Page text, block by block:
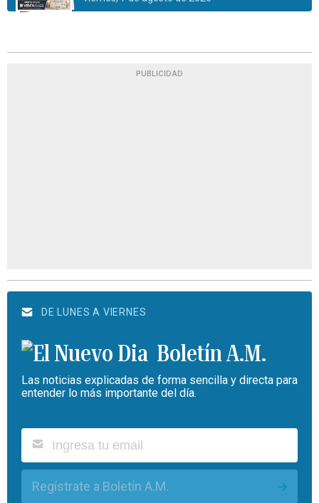
PUBLICIDAD
DE LUNES A VIERNES
Boletín A.M.
Las noticias explicadas de forma sencilla y directa para
entender lo más importante del día.
Regístrate a Boletín A.M.